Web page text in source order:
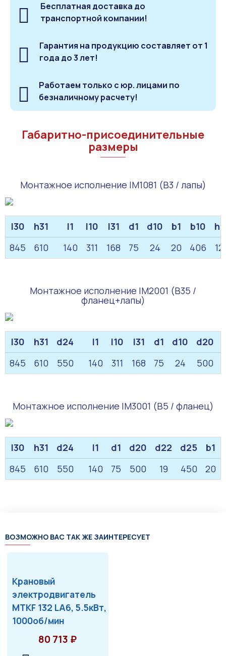
Бесплатная доставка до
транспортной компании!
Гарантия на продукцию составляет от 1
года до 3 лет!
Работаем только с юр. лицами по
безналичному расчету!
Габаритно-присоединительные
размеры
Монтажное исполнение IM1081 (B3 / лапы)
l30 h31 l1 l10 l31 d1 d10 b1 b10
h1
845
610 140 311 168 75 24 20 406 12
Монтажное исполнение IM2001 (B35 /
фланец+лапы)
l30 h31 d24 l1 l10 l31 d1 d10 d20
845
610 550 140 311 168 75 24 500
Монтажное исполнение IM3001 (B5 / фланец)
l30 h31 d24 l1 d1 d20 d22 d25 b1
845
610 550 140 75 500 19 450 20
ВОЗМОЖНО ВАС ТАК ЖЕ ЗАИНТЕРЕСУЕТ
Крановый
электродвигатель
MTKF 132 LA6, 5.5кВт,
1000об/мин
80 713 ₽